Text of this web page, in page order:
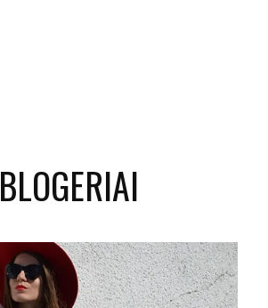
BLOGERIAI